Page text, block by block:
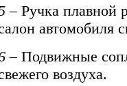
– Ручка плавной
автомобиля
– Подвижные
воздуха.